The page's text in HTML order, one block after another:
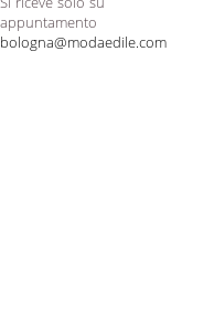
appuntamento
bologna@modaedile.com